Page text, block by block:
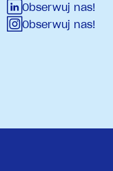
Obserwuj nas!
Obserwuj nas!